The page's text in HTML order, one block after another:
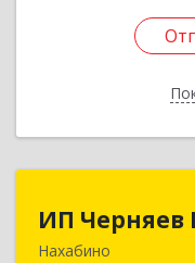
ИП Черняев
Нахабино
143430,